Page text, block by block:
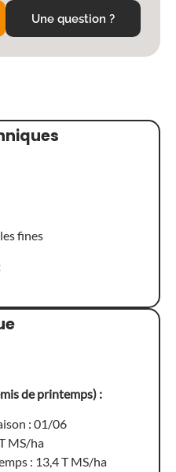
Une question ?
fines
de printemps) :
: 01/06
MS/ha
: 13,4 T MS/ha